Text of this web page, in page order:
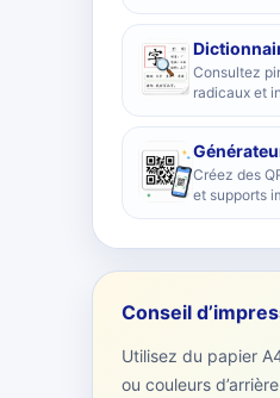
Consultez
radicaux et
Créez des
et supports
Conseil
Utilisez du papier
ou couleurs